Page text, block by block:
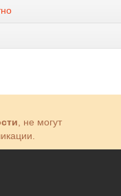
, не могут